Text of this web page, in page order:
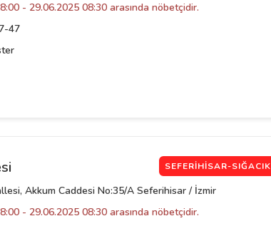
- 29.06.2025 08:30 arasında nöbetçidir.
47
SEFERIHISAR-SIĞACIK
Akkum Caddesi No:35/A Seferihisar / İzmir
- 29.06.2025 08:30 arasında nöbetçidir.